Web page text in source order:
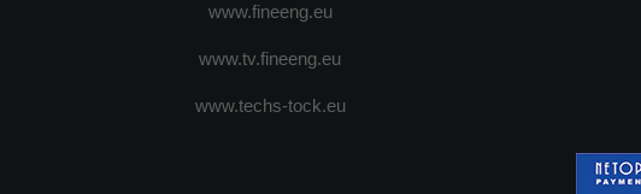
www.fineeng.eu
www.tv.fineeng.eu
www.techs-tock.eu